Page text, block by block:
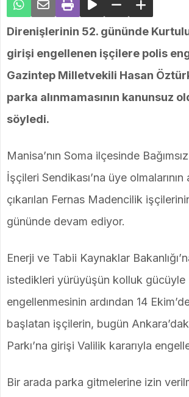
Direnişlerinin 52. gününde
girişi engellenen işçilere polis
Gazintep Milletvekili Hasan
parka alınmamasının kanunsuz
söyledi.
Manisa’nın Soma ilçesinde
İşçileri Sendikası’na üye
çıkarılan Fernas Madencilik
gününde devam ediyor.
Enerji ve Tabii Kaynaklar
istedikleri yürüyüşün kolluk gücüyle
engellenmesinin ardından 14
başlatan işçilerin, bugün
Parkı’na girişi Valilik kararıyla
Bir arada parka gitmelerine izin